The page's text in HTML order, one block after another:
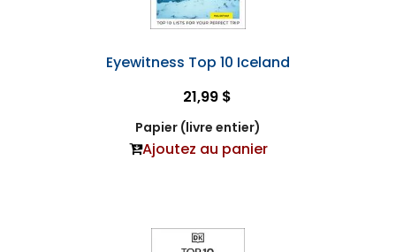
Eyewitness Top 10 Iceland
21,99 $
Papier (livre entier)
Ajoutez au panier